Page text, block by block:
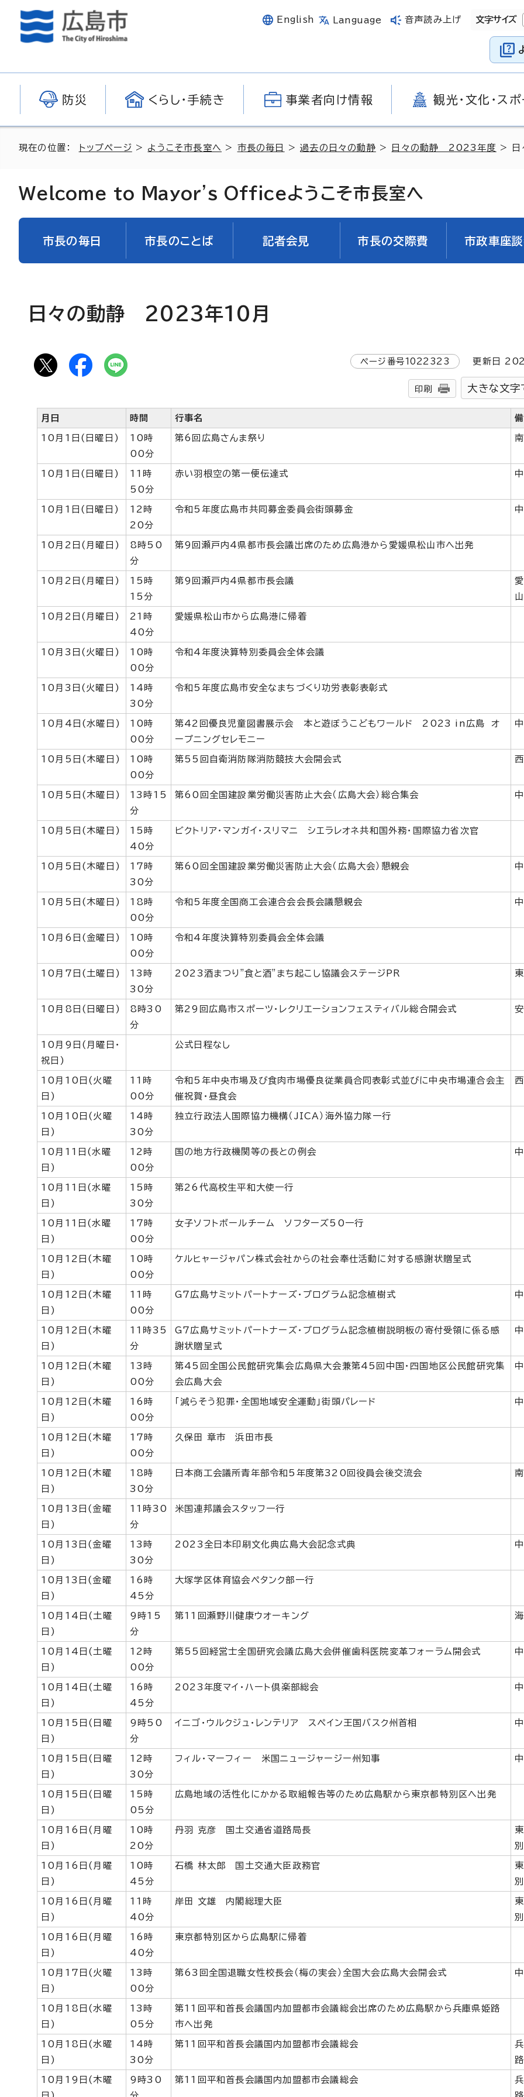
English Language 音声読み上げ 文字サイズ
防災 くらし・手続き 事業者向け情報 観光・文化・ス
現在の位置： トップページ > ようこそ市長室へ > 市長の毎日 >過去の日々の動静 > 日々の動静 2023年度 > 日
Welcome to Mayor's Officeようこそ市長室へ
市長の毎日 市長のことば 記者会見 市長の交際費 市政車座
日々の動静 2023年10月
ページ番号1022323 更新日
印刷 大きな文字
月日 時間 行事名
10月1日(日曜日)
10時
00分
第6回広島さんま祭り
10月1日(日曜日)
11時
50分
赤い羽根空の第一便伝達式
10月1日(日曜日)
12時
20分
令和5年度広島市共同募金委員会街頭募金
10月2日(月曜日)
8時50
分
第9回瀬戸内4県都市長会議出席のため広島港から愛媛県松山市へ出発
10月2日(月曜日)
15時
15分
第9回瀬戸内4県都市長会議
10月2日(月曜日)
21時
40分
愛媛県松山市から広島港に帰着
10月3日(火曜日)
10時
00分
令和4年度決算特別委員会全体会議
10月3日(火曜日)
14時
30分
令和5年度広島市安全なまちづくり功労表彰表彰式
10月4日(水曜日)
10時
00分
第42回優良児童図書展示会 本と遊ぼうこどもワールド 2023 in広島 オ
ープニングセレモニー
10月5日(木曜日)
10時
00分
第55回自衛消防隊消防競技大会開会式
10月5日(木曜日)
13時15
分
第60回全国建設業労働災害防止大会（広島大会）総合集会
10月5日(木曜日)
15時
40分
ビクトリア・マンガイ・スリマニ シエラレオネ共和国外務・国際協力省次官
10月5日(木曜日)
17時
30分
第60回全国建設業労働災害防止大会（広島大会）懇親会
10月5日(木曜日)
18時
00分
令和5年度全国商工会連合会会長会議懇親会
10月6日(金曜日)
10時
00分
令和4年度決算特別委員会全体会議
10月7日(土曜日)
13時
30分
2023酒まつり"食と酒"まち起こし協議会ステージPR
10月8日(日曜日)
8時30
分
第29回広島市スポーツ・レクリエーションフェスティバル総合開会式
10月9日(月曜日・
祝日)
公式日程なし
10月10日(火曜
日)
11時
00分
令和5年中央市場及び食肉市場優良従業員合同表彰式並びに中央市場連合会主
催祝賀・昼食会
10月10日(火曜
日)
14時
30分
独立行政法人国際協力機構（JICA）海外協力隊一行
10月11日(水曜
日)
12時
00分
国の地方行政機関等の長との例会
10月11日(水曜
日)
15時
30分
第26代高校生平和大使一行
10月11日(水曜
日)
17時
00分
女子ソフトボールチーム ソフターズ50一行
10月12日(木曜
日)
10時
00分
ケルヒャージャパン株式会社からの社会奉仕活動に対する感謝状贈呈式
10月12日(木曜
日)
11時
00分
G7広島サミットパートナーズ・プログラム記念植樹式
10月12日(木曜
日)
11時35
分
G7広島サミットパートナーズ・プログラム記念植樹説明板の寄付受領に係る感
謝状贈呈式
10月12日(木曜
日)
13時
00分
第45回全国公民館研究集会広島県大会兼第45回中国・四国地区公民館研究集
会広島大会
10月12日(木曜
日)
16時
00分
「減らそう犯罪・全国地域安全運動」街頭パレード
10月12日(木曜
日)
17時
00分
久保田 章市 浜田市長
10月12日(木曜
日)
18時
30分
日本商工会議所青年部令和5年度第320回役員会後交流会
10月13日(金曜
日)
11時30
分
米国連邦議会スタッフ一行
10月13日(金曜
日)
13時
30分
2023全日本印刷文化典広島大会記念式典
10月13日(金曜
日)
16時
45分
大塚学区体育協会ペタンク部一行
10月14日(土曜
日)
9時15
分
第11回瀬野川健康ウオーキング
10月14日(土曜
日)
12時
00分
第55回経営士全国研究会議広島大会併催歯科医院変革フォーラム開会式
10月14日(土曜
日)
16時
45分
2023年度マイ・ハート倶楽部総会
10月15日(日曜
日)
9時50
分
イニゴ・ウルクジュ・レンテリア スペイン王国バスク州首相
10月15日(日曜
日)
12時
30分
フィル・マーフィー 米国ニュージャージー州知事
10月15日(日曜
日)
15時
05分
広島地域の活性化にかかる取組報告等のため広島駅から東京都特別区へ出発
10月16日(月曜
日)
10時
20分
丹羽 克彦 国土交通省道路局長
10月16日(月曜
日)
10時
45分
石橋 林太郎 国土交通大臣政務官
10月16日(月曜
日)
11時
40分
岸田 文雄 内閣総理大臣
10月16日(月曜
日)
16時
40分
東京都特別区から広島駅に帰着
10月17日(火曜
日)
13時
00分
第63回全国退職女性校長会（梅の実会）全国大会広島大会開会式
10月18日(水曜
日)
13時
05分
第11回平和首長会議国内加盟都市会議総会出席のため広島駅から兵庫県姫路
市へ出発
10月18日(水曜
日)
14時
30分
第11回平和首長会議国内加盟都市会議総会
10月19日(木曜
9時30
第11回平和首長会議国内加盟都市会議総会